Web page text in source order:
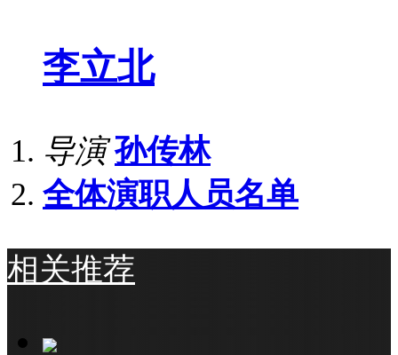
李立北
导演 孙传林
全体演职人员名单
相关推荐